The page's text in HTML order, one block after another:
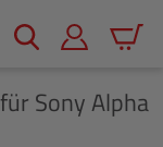
Sony Alpha